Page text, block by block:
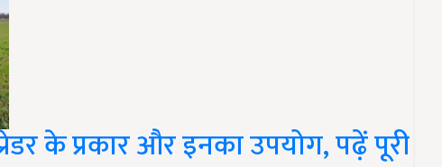
के प्रकार और इनका उपयोग, पढ़ें पूरी